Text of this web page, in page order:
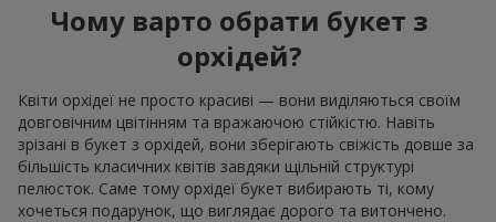
Чому варто обрати букет з
орхідей?
Квіти орхідеї не просто красиві — вони виділяються своїм
довговічним цвітінням та вражаючою стійкістю. Навіть
зрізані в букет з орхідей, вони зберігають свіжість довше за
більшість класичних квітів завдяки щільній структурі
пелюсток. Саме тому орхідеї букет вибирають ті, кому
хочеться подарунок, що виглядає дорого та витончено.